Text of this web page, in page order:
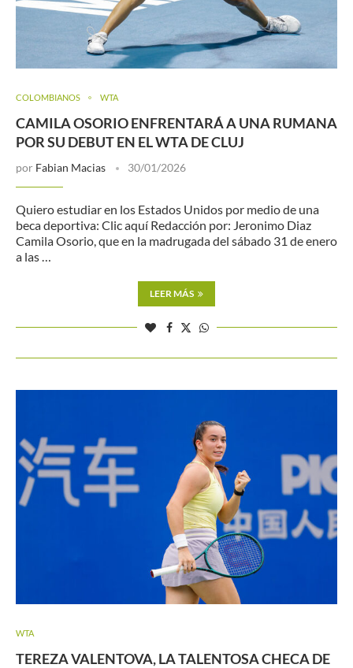
COLOMBIANOS WTA
CAMILA OSORIO ENFRENTARÁ A UNA RUMANA
POR SU DEBUT EN EL WTA DE CLUJ
por Fabian Macias 30/01/2026
Quiero estudiar en los Estados Unidos por medio de una
beca deportiva: Clic aquí Redacción por: Jeronimo Diaz
Camila Osorio, que en la madrugada del sábado 31 de enero
a las …
LEER MÁS
WTA
TEREZA VALENTOVA, LA TALENTOSA CHECA DE